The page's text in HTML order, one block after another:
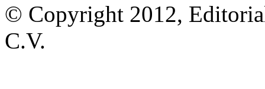
© Copyright 2012,
C.V.